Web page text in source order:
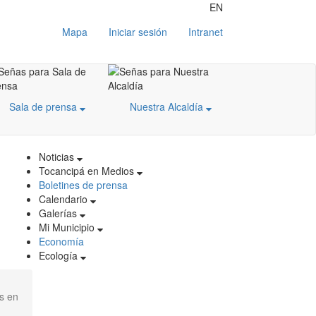
EN
Mapa
Iniciar sesión Intranet
Sala de prensa
Nuestra Alcaldía
Noticias
Tocancipá en Medios
Boletines de prensa
Calendario
Galerías
Mi Municipio
Economía
Ecología
en